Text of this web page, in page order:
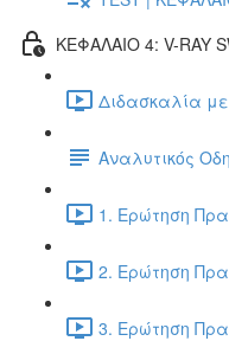
ΚΕΦΑΛΑΙΟ 4: V-RAY
Διδασκαλία με
Αναλυτικός
1. Ερώτηση
2. Ερώτηση
3. Ερώτηση